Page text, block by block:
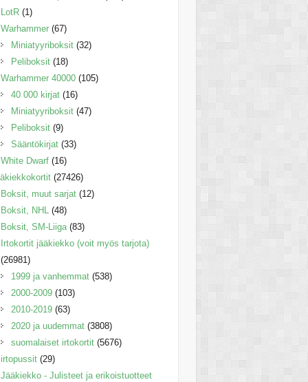
LotR (1)
Warhammer (67)
Miniatyyriboksit (32)
Peliboksit (18)
Warhammer 40000 (105)
40 000 kirjat (16)
Miniatyyriboksit (47)
Peliboksit (9)
Sääntökirjat (33)
White Dwarf (16)
(27426)
Boksit, muut sarjat (12)
Boksit, NHL (48)
Boksit, SM-Liiga (83)
Irtokortit jääkiekko (voit myös tarjota)
(26981)
1999 ja vanhemmat (538)
2000-2009 (103)
2010-2019 (63)
2020 ja uudemmat (3808)
suomalaiset irtokortit (5676)
irtopussit (29)
Jääkiekko - Julisteet ja erikoistuotteet